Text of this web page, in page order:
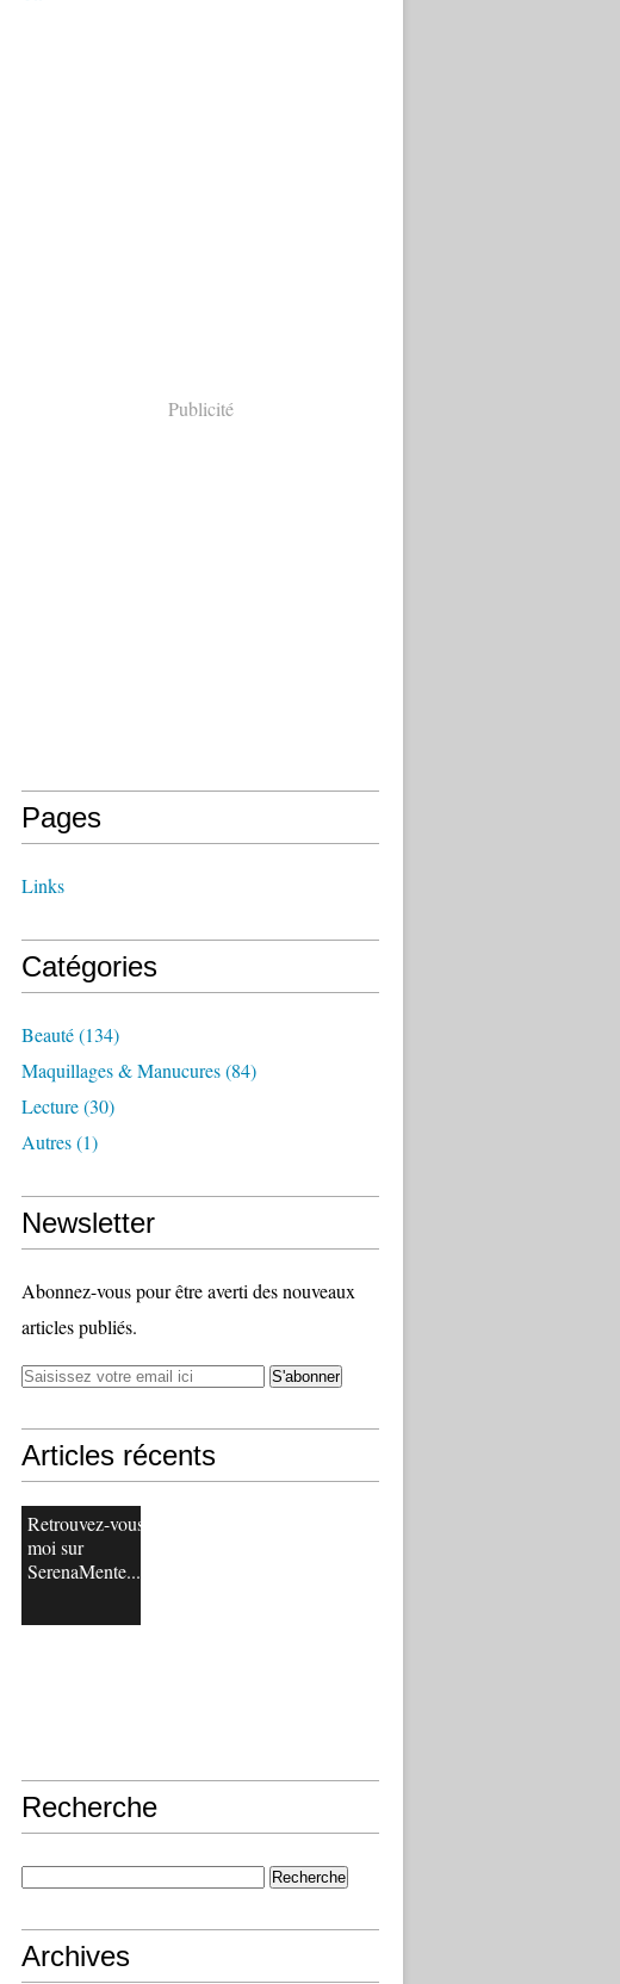
Publicité
Pages
Links
Catégories
Beauté(134)
Maquillages & Manucures(84)
Lecture(30)
Autres(1)
Newsletter
Abonnez-vous pour être averti des nouveaux
articles publiés.
Articles récents
Retrouvez-vous
moi sur
SerenaMente....
Recherche
Archives